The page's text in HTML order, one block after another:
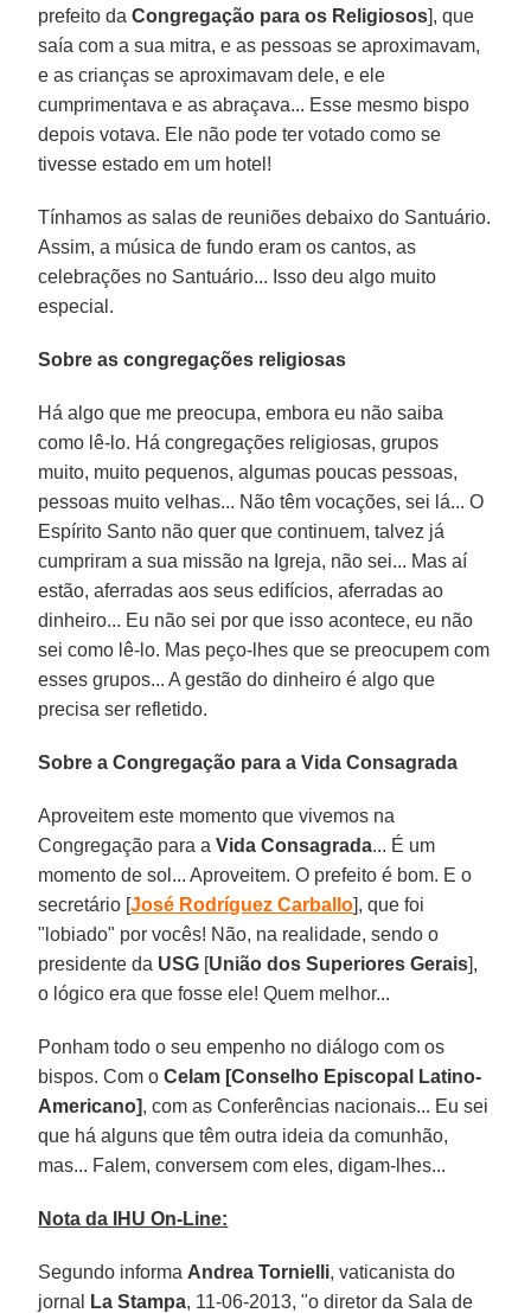
prefeito daCongregação para os Religiosos], que
saía com a sua mitra, e as pessoas se aproximavam,
e as crianças se aproximavam dele, e ele
cumprimentava e as abraçava... Esse mesmo bispo
depois votava. Ele não pode ter votado como se
tivesse estado em um hotel!
Tínhamos as salas de reuniões debaixo do Santuário.
Assim, a música de fundo eram os cantos, as
celebrações no Santuário... Isso deu algo muito
especial.
Sobre as congregações religiosas
Há algo que me preocupa, embora eu não saiba
como lê-lo. Há congregações religiosas, grupos
muito, muito pequenos, algumas poucas pessoas,
pessoas muito velhas... Não têm vocações, sei lá... O
Espírito Santo não quer que continuem, talvez já
cumpriram a sua missão na Igreja, não sei... Mas aí
estão, aferradas aos seus edifícios, aferradas ao
dinheiro... Eu não sei por que isso acontece, eu não
sei como lê-lo. Mas peço-lhes que se preocupem com
esses grupos... A gestão do dinheiro é algo que
precisa ser refletido.
Sobre a Congregação para a Vida Consagrada
Aproveitem este momento que vivemos na
Congregação para aVida Consagrada... É um
momento de sol... Aproveitem. O prefeito é bom. E o
secretário [José Rodríguez Carballo], que foi
"lobiado" por vocês! Não, na realidade, sendo o
presidente da USG [União dos Superiores Gerais],
o lógico era que fosse ele! Quem melhor...
Ponham todo o seu empenho no diálogo com os
bispos. Com oCelam [Conselho Episcopal Latino-
Americano], com as Conferências nacionais... Eu sei
que há alguns que têm outra ideia da comunhão,
mas... Falem, conversem com eles, digam-lhes...
Nota da IHU On-Line:
Segundo informa Andrea Tornielli, vaticanista do
jornal
La Stampa, 11-06-2013, "o diretor da Sala de